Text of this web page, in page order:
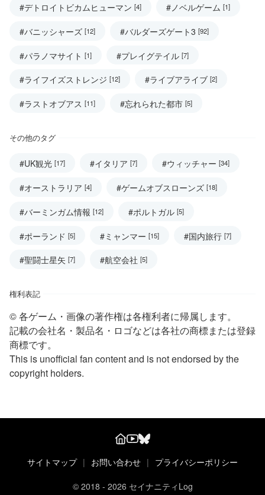
#デトロイトビカムヒューマン [4] #ノベルゲーム [1]
#バニッシャーズ [12] #バルダーズゲート3 [92]
#パラノマサイト [1] #プレイグテイル [7]
#ライフイズストレンジ [12] #ライブアライブ [2]
#ラストオブアス [11] #忘れられた都市 [5]
その他のタグ
#UK観光 [17] #イタリア [7] #ウィッチャー [34]
#オーストラリア [4] #ゲームオブスローンズ [18]
#バーミンガム情報 [12] #ポルトガル [5]
#ポーランド [5] #ミャンマー [15] #国内旅行 [7]
#聖闘士星矢 [7] #航空会社 [5]
権利表記
© 各ゲーム・画像の著作権は各権利者に帰属します。
記載の会社名・製品名・ロゴなどは各社の商標または登録
商標です。
This is unofficial fan content and is not endorsed by the
copyright holders.
サイトマップ | お問い合わせ | プライバシーポリシー
© 2018 - 2026 セイナニティLog